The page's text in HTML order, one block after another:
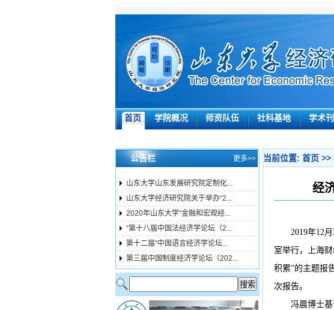
首页 学院概况 师资队伍 社科基地 学术
公告栏 更多>>
山东大学山东发展研究院定制化...
山东大学经济研究院关于举办“2...
2020年山东大学“金融和宏观经...
“第十八届中国法经济学论坛（2...
第十二届“中国语言经济学论坛...
第三届中国制度经济学论坛（202...
当前位置: 首页 >>
经
2019年12月
室举行，上海
积累”的主题报
次报告。
冯晨博士